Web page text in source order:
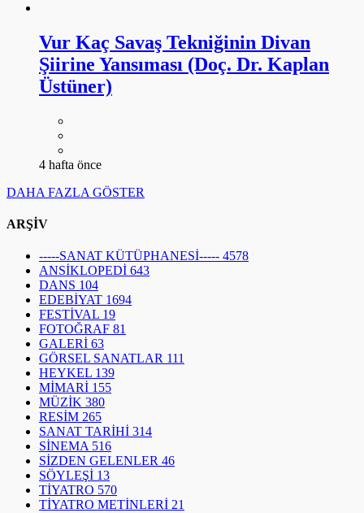
Vur Kaç Savaş Tekniğinin Divan
Şiirine Yansıması (Doç. Dr. Kaplan
Üstüner)
4 hafta önce
DAHA FAZLA GÖSTER
ARŞİV
-----SANAT KÜTÜPHANESİ----- 4578
ANSİKLOPEDİ 643
DANS 104
EDEBİYAT 1694
FESTİVAL 19
FOTOĞRAF 81
GALERİ 63
GÖRSEL SANATLAR 111
HEYKEL 139
MİMARİ 155
MÜZİK 380
RESİM 265
SANAT TARİHİ 314
SİNEMA 516
SİZDEN GELENLER 46
SÖYLEŞİ 13
TİYATRO 570
TİYATRO METİNLERİ 21